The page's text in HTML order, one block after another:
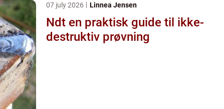
07 july 2026 Linnea Jensen
Ndt en praktisk guide til ikke-
destruktiv prøvning